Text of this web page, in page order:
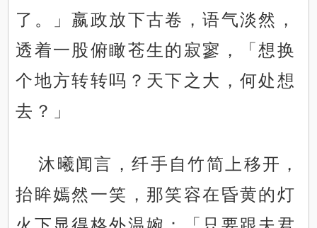
了。」嬴政放下古卷，语气淡然，
透着一股俯瞰苍生的寂寥，「想换
个地方转转吗？天下之大，何处想
去？」
沐曦闻言，纤手自竹简上移开，
抬眸嫣然一笑，那笑容在昏黄的灯